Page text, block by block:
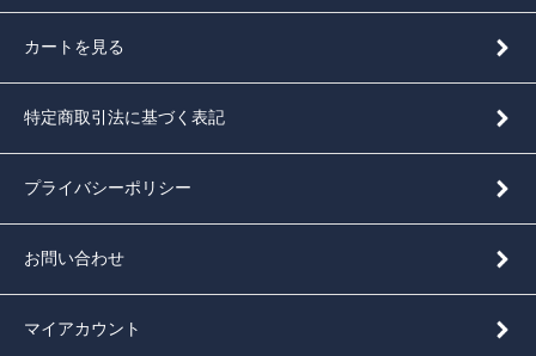
カートを見る
特定商取引法に基づく表記
プライバシーポリシー
お問い合わせ
マイアカウント